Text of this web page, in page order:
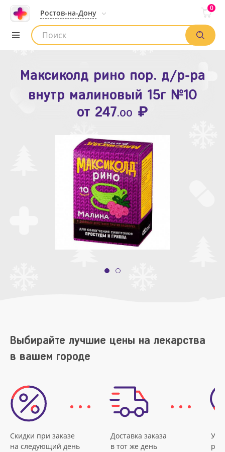
Ростов-на-Дону
0
Список аптек
Максиколд рино пор. д/р-ра
внутр малиновый 15г №10
от 247.00 ₽
Зодак таб. п.п.о. 10мг №10
от109.80 ₽
Выбирайте лучшие цены на лекарства
в вашем городе
Скидки при заказе
на следующий день
Доставка заказа
в тот же день